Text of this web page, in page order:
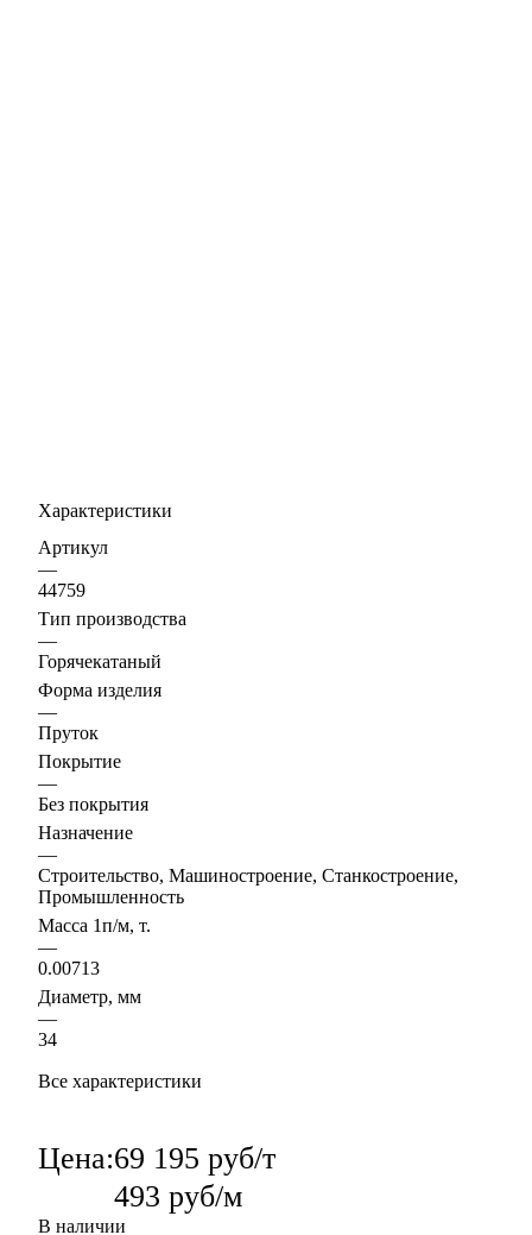
Характеристики
Артикул
—
44759
Тип производства
—
Горячекатаный
Форма изделия
—
Пруток
Покрытие
—
Без покрытия
Назначение
—
Строительство, Машиностроение, Станкостроение,
Промышленность
Масса 1п/м, т.
—
0.00713
Диаметр, мм
—
34
Все характеристики
Цена:69 195 руб/т
493 руб/м
В наличии